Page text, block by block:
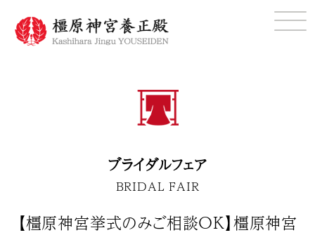
ブライダルフェア
BRIDAL FAIR
【橿原神宮挙式のみご相談ＯＫ】橿原神宮